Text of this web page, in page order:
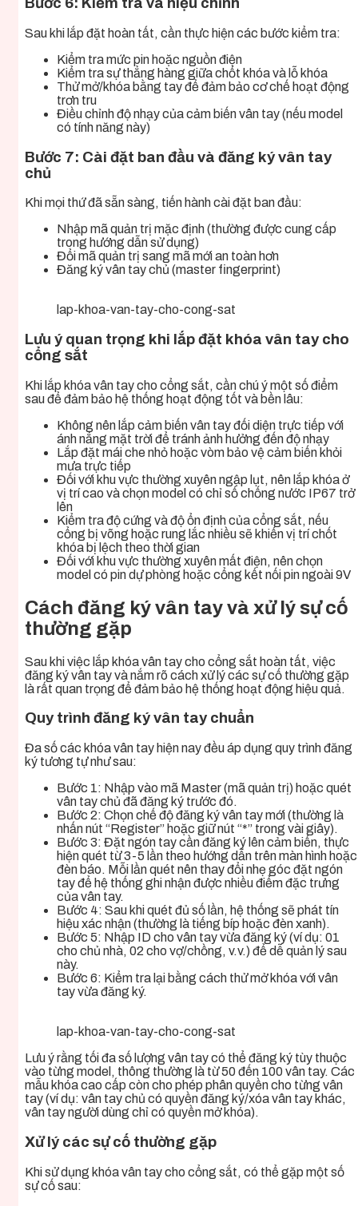
Bước 6: Kiểm tra và hiệu chỉnh
Sau khi lắp đặt hoàn tất, cần thực hiện các bước kiểm tra:
Kiểm tra mức pin hoặc nguồn điện
Kiểm tra sự thẳng hàng giữa chốt khóa và lỗ khóa
Thử mở/khóa bằng tay để đảm bảo cơ chế hoạt động
trơn tru
Điều chỉnh độ nhạy của cảm biến vân tay (nếu model
có tính năng này)
Bước 7: Cài đặt ban đầu và đăng ký vân tay
chủ
Khi mọi thứ đã sẵn sàng, tiến hành cài đặt ban đầu:
Nhập mã quản trị mặc định (thường được cung cấp
trong hướng dẫn sử dụng)
Đổi mã quản trị sang mã mới an toàn hơn
Đăng ký vân tay chủ (master fingerprint)
lap-khoa-van-tay-cho-cong-sat
Lưu ý quan trọng khi lắp đặt khóa vân tay cho
cổng sắt
Khi lắp khóa vân tay cho cổng sắt, cần chú ý một số điểm
sau để đảm bảo hệ thống hoạt động tốt và bền lâu:
Không nên lắp cảm biến vân tay đối diện trực tiếp với
ánh nắng mặt trời để tránh ảnh hưởng đến độ nhạy
Lắp đặt mái che nhỏ hoặc vòm bảo vệ cảm biến khỏi
mưa trực tiếp
Đối với khu vực thường xuyên ngập lụt, nên lắp khóa ở
vị trí cao và chọn model có chỉ số chống nước IP67 trở
lên
Kiểm tra độ cứng và độ ổn định của cổng sắt, nếu
cổng bị võng hoặc rung lắc nhiều sẽ khiến vị trí chốt
khóa bị lệch theo thời gian
Đối với khu vực thường xuyên mất điện, nên chọn
model có pin dự phòng hoặc cổng kết nối pin ngoài 9V
Cách đăng ký vân tay và xử lý sự cố
thường gặp
Sau khi việc lắp khóa vân tay cho cổng sắt hoàn tất, việc
đăng ký vân tay và nắm rõ cách xử lý các sự cố thường gặp
là rất quan trọng để đảm bảo hệ thống hoạt động hiệu quả.
Quy trình đăng ký vân tay chuẩn
Đa số các khóa vân tay hiện nay đều áp dụng quy trình đăng
ký tương tự như sau:
Bước 1: Nhập vào mã Master (mã quản trị) hoặc quét
vân tay chủ đã đăng ký trước đó.
Bước 2: Chọn chế độ đăng ký vân tay mới (thường là
nhấn nút “Register” hoặc giữ nút “*” trong vài giây).
Bước 3: Đặt ngón tay cần đăng ký lên cảm biến, thực
hiện quét từ 3-5 lần theo hướng dẫn trên màn hình hoặc
đèn báo. Mỗi lần quét nên thay đổi nhẹ góc đặt ngón
tay để hệ thống ghi nhận được nhiều điểm đặc trưng
của vân tay.
Bước 4: Sau khi quét đủ số lần, hệ thống sẽ phát tín
hiệu xác nhận (thường là tiếng bíp hoặc đèn xanh).
Bước 5: Nhập ID cho vân tay vừa đăng ký (ví dụ: 01
cho chủ nhà, 02 cho vợ/chồng, v.v.) để dễ quản lý sau
này.
Bước 6: Kiểm tra lại bằng cách thử mở khóa với vân
tay vừa đăng ký.
lap-khoa-van-tay-cho-cong-sat
Lưu ý rằng tối đa số lượng vân tay có thể đăng ký tùy thuộc
vào từng model, thông thường là từ 50 đến 100 vân tay. Các
mẫu khóa cao cấp còn cho phép phân quyền cho từng vân
tay (ví dụ: vân tay chủ có quyền đăng ký/xóa vân tay khác,
vân tay người dùng chỉ có quyền mở khóa).
Xử lý các sự cố thường gặp
Khi sử dụng khóa vân tay cho cổng sắt, có thể gặp một số
sự cố sau: